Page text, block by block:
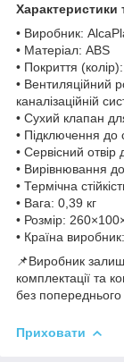
Характеристики
• Виробник:
• Матеріал: ABS
• Покриття
• Вентиляційний
каналізаційній
• Сухий клапан
• Підключення до
• Сервісний
• Вирівнювання
• Термічна
• Вага: 0,39 кг
• Розмір:
• Країна
📌Виробник
комплектації та
без попереднього
Приховати